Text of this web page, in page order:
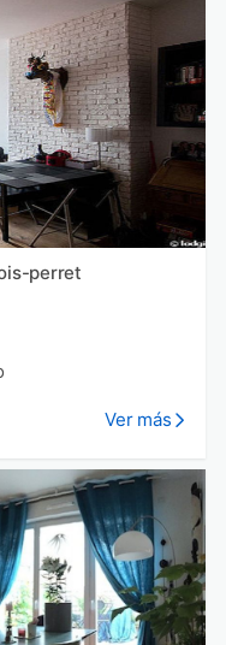
perret
Ver más